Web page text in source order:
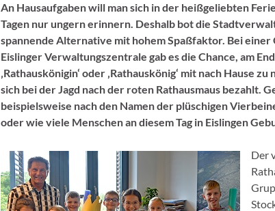
An Hausaufgaben will man sich in der heißgeliebten
Tagen nur ungern erinnern. Deshalb bot die
spannende Alternative mit hohem Spaßfaktor. Bei
Eislinger Verwaltungszentrale gab es die Chance, am
‚Rathauskönigin‘ oder ‚Rathauskönig‘ mit nach Hause
sich bei der Jagd nach der roten Rathausmaus bezahlt.
beispielsweise nach den Namen der plüschigen
oder wie viele Menschen an diesem Tag in Eislingen
Der